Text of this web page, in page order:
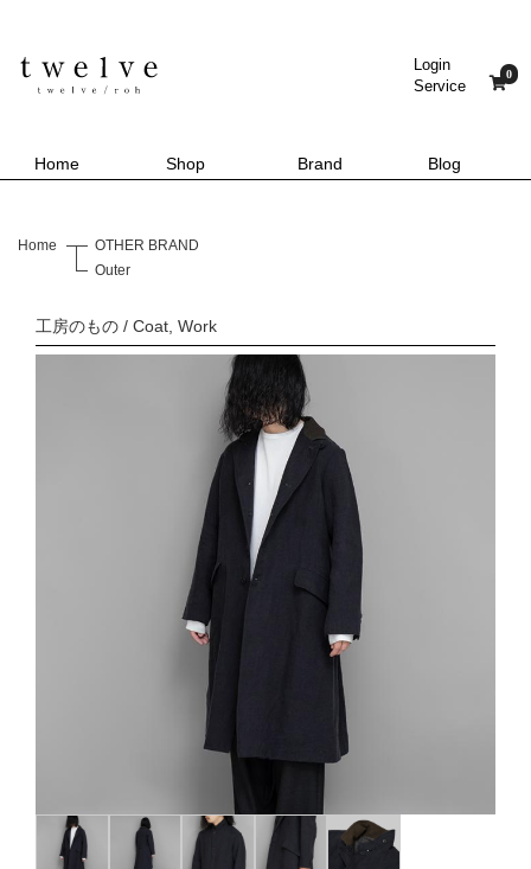
Login
Service
0
Home Shop Brand Blog
Home
OTHER BRAND
Outer
工房のもの / Coat, Work